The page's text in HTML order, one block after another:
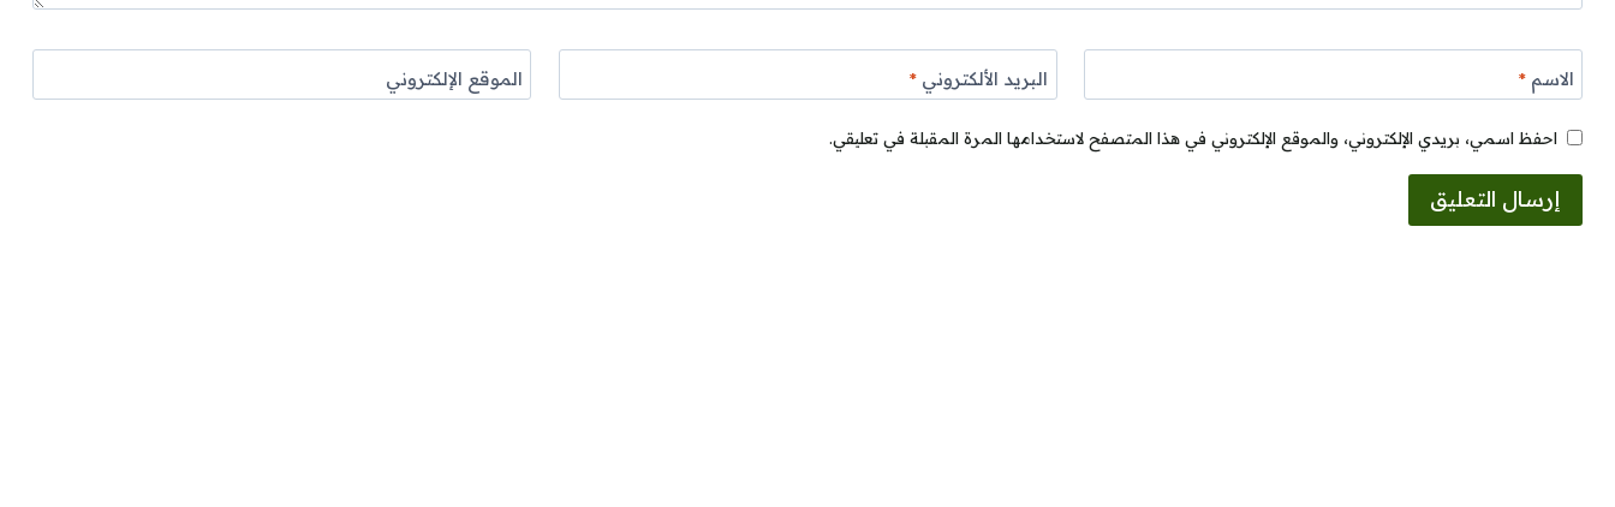
الاسم* البريد الألكتروني * الموقع الإلكتروني
احفظ اسمي، بريدي الإلكتروني، والموقع الإلكتروني في هذا المتصفح لاستخدامها المرة المقبلة في تعليقي.